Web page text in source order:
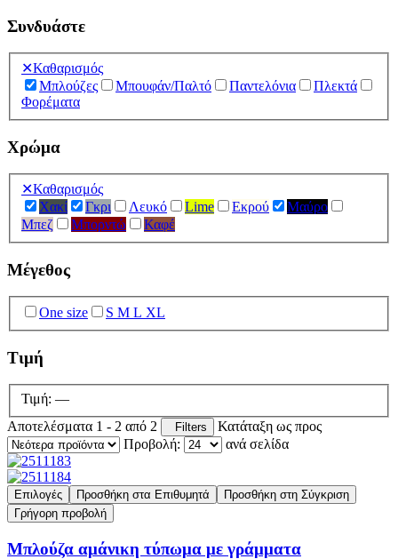
Συνδυάστε
✕Καθαρισμός
Μπλούζες
Μπουφάν/Παλτό Παντελόνια
Πλεκτά
Φορέματα
Χρώμα
✕Καθαρισμός
Χακί
Γκρι Λευκό Lime Εκρού
Μαύρο
Μπεζ
Μπορντώ Καφέ
Μέγεθος
One size S M L XL
Τιμή
Τιμή: —
Αποτελέσματα 1 - 2 από 2
Filters
Κατάταξη ως προς
Προβολή:
ανά σελίδα
Επιλογές Προσθήκη στα Επιθυμητά
Προσθήκη στη Σύγκριση
Γρήγορη προβολή
Μπλούζα αμάνικη τύπωμα με γράμματα